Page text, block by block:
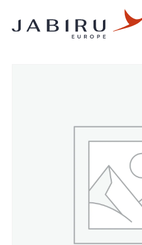
Accueil Non classé